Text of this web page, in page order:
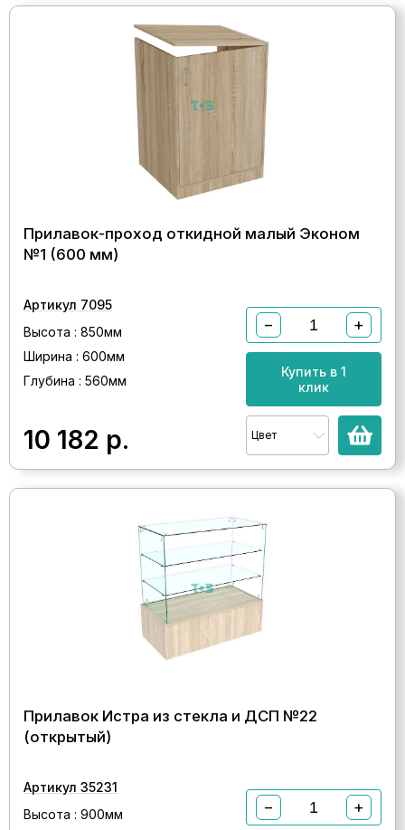
Прилавок-проход откидной малый Эконом
№1 (600 мм)
Артикул 7095
Высота : 850мм
Ширина : 600мм
Глубина : 560мм
10 182 р.
− +
Купить в 1
клик
Цвет
Прилавок Истра из стекла и ДСП №22
(открытый)
Артикул 35231
Высота : 900мм
− +